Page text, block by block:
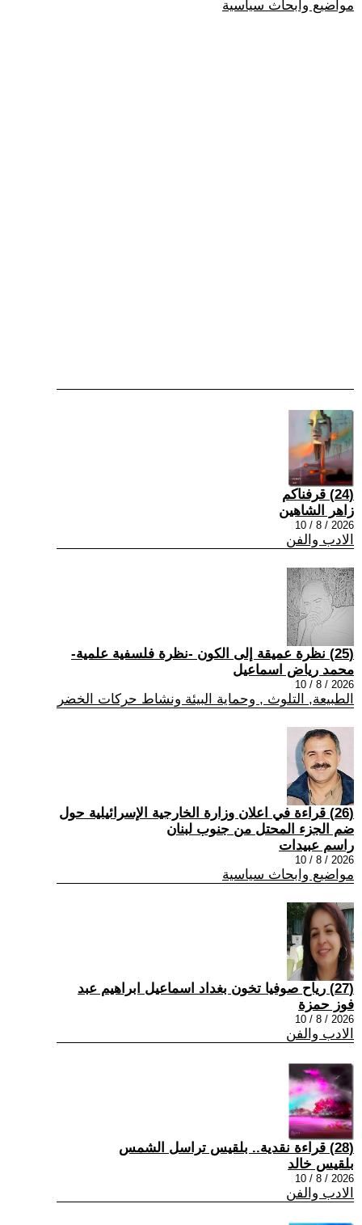
مواضيع وابحاث سياسية
(24) قرفناكم
زاهر الشاهين
2026 / 8 / 10
الادب والفن
(25) نظرة عميقة إلى الكون -نظرة فلسفية علمية-
محمد رياض اسماعيل
2026 / 8 / 10
الطبيعة, التلوث , وحماية البيئة ونشاط حركات الخضر
(26) قراءة في اعلان وزارة الخارجية الإسرائيلية حول
ضم الجزء المحتل من جنوب لبنان
راسم عبيدات
2026 / 8 / 10
مواضيع وابحاث سياسية
(27) رياح صوفيا تخون بغداد اسماعيل ابراهيم عبد
فوز حمزة
2026 / 8 / 10
الادب والفن
(28) قراءة نقدية.. بلقيس تراسل الشمس
بلقيس خالد
2026 / 8 / 10
الادب والفن